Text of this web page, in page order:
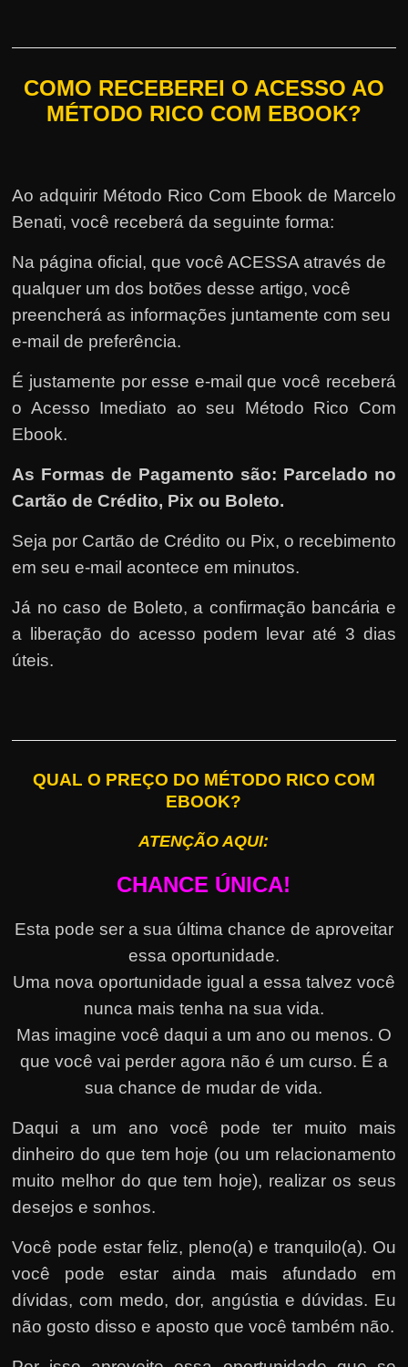
COMO RECEBEREI O ACESSO AO
MÉTODO RICO COM EBOOK?
Ao adquirir Método Rico Com Ebook de Marcelo
Benati, você receberá da seguinte forma:
Na página oficial, que você ACESSA através de
qualquer um dos botões desse artigo, você
preencherá as informações juntamente com seu
e-mail de preferência.
É justamente por esse e-mail que você receberá
o Acesso Imediato ao seu Método Rico Com
Ebook.
As Formas de Pagamento são: Parcelado no
Cartão de Crédito, Pix ou Boleto.
Seja por Cartão de Crédito ou Pix, o recebimento
em seu e-mail acontece em minutos.
Já no caso de Boleto, a confirmação bancária e
a liberação do acesso podem levar até 3 dias
úteis.
QUAL O PREÇO DO MÉTODO RICO COM
EBOOK?
ATENÇÃO AQUI:
CHANCE ÚNICA!
Esta pode ser a sua última chance de aproveitar
essa oportunidade.
Uma nova oportunidade igual a essa talvez você
nunca mais tenha na sua vida.
Mas imagine você daqui a um ano ou menos. O
que você vai perder agora não é um curso. É a
sua chance de mudar de vida.
Daqui a um ano você pode ter muito mais
dinheiro do que tem hoje (ou um relacionamento
muito melhor do que tem hoje), realizar os seus
desejos e sonhos.
Você pode estar feliz, pleno(a) e tranquilo(a). Ou
você pode estar ainda mais afundado em
dívidas, com medo, dor, angústia e dúvidas. Eu
não gosto disso e aposto que você também não.